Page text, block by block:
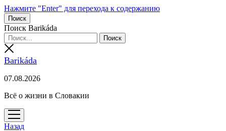
Нажмите "Enter" для перехода к содержанию
Поиск
Поиск Barikáda
Barikáda
07.08.2026
Всё о жизни в Словакии
открыть
меню
Назад